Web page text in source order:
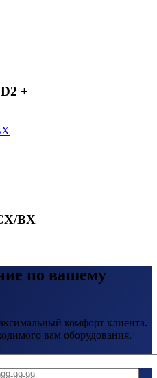
+
BX
по вашему
комфорт клиента.
вам оборудования.